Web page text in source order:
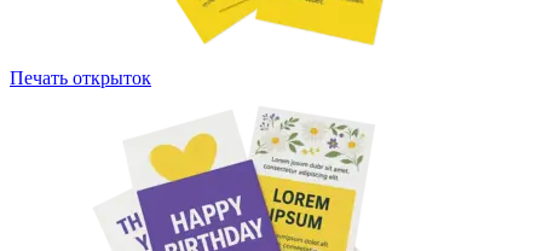
Печать открыток